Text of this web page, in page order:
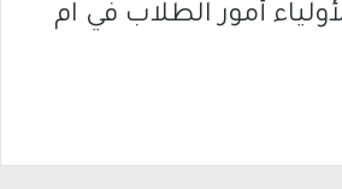
أمور الطلاب في ام